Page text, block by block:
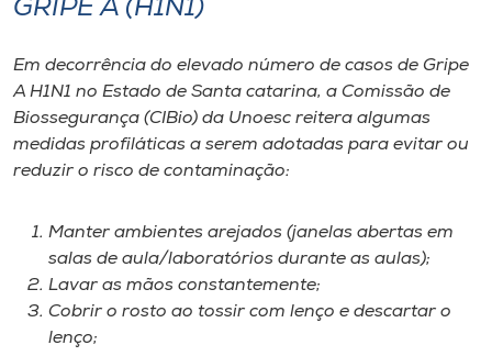
Diplomados
Cultura
CPA
Biblioteca
GRIPE A (H1N1)
Em decorrência do elevado número de casos de Gripe
A H1N1 no Estado de Santa catarina, a Comissão de
Biossegurança (CIBio) da Unoesc reitera algumas
medidas profiláticas a serem adotadas para evitar ou
reduzir o risco de contaminação:
Manter ambientes arejados (janelas abertas em
salas de aula/laboratórios durante as aulas);
Lavar as mãos constantemente;
Cobrir o rosto ao tossir com lenço e descartar o
lenço;